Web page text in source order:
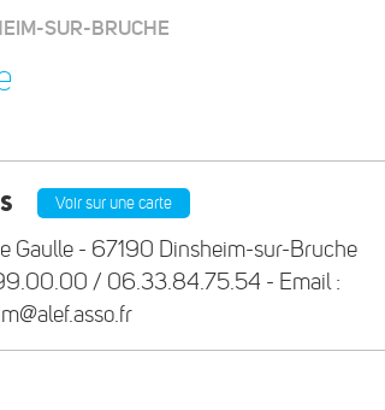
SUR-BRUCHE
Voir sur une carte
Gaulle - 67190 Dinsheim-sur-Bruche
/ 06.33.84.75.54 - Email :